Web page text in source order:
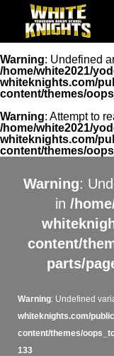
Warning: Undefined
/home/white2021/
whiteknights.com/
content/themes/
Warning: Attempt to
/home/white2021/
whiteknights.com/
content/themes/
Warning:
in /
content/
parts/
Warning: Undefined
whiteknights.com/
content/themes/
133